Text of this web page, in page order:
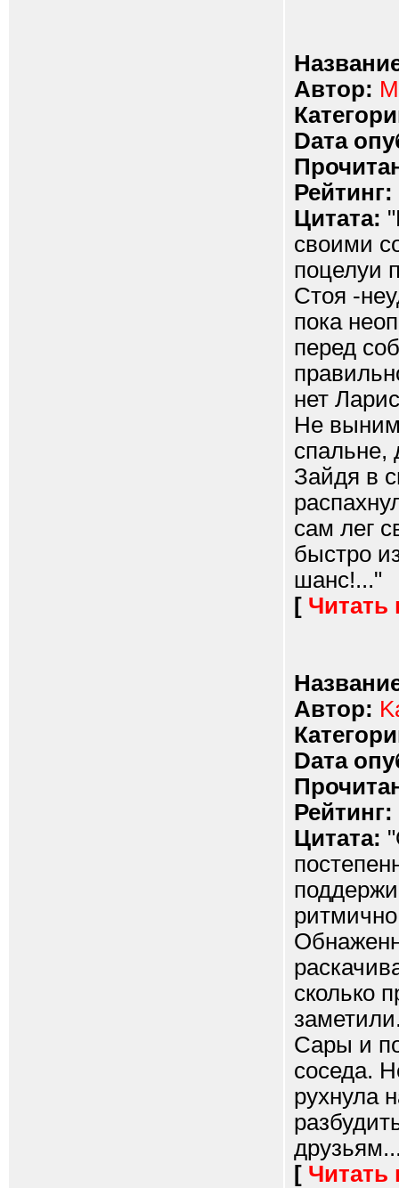
Автор:
Dата
Рейтинг:
Цитата:
своими
поцелуи
Стоя -
пока
перед
нет
Не
спальне,
Зайдя в
сам лег
быстро
шанс!..."
[ Читать
Автор:
Dата
Рейтинг:
Цитата:
сколько
Сары и
соседа.
рухнула
[ Читать